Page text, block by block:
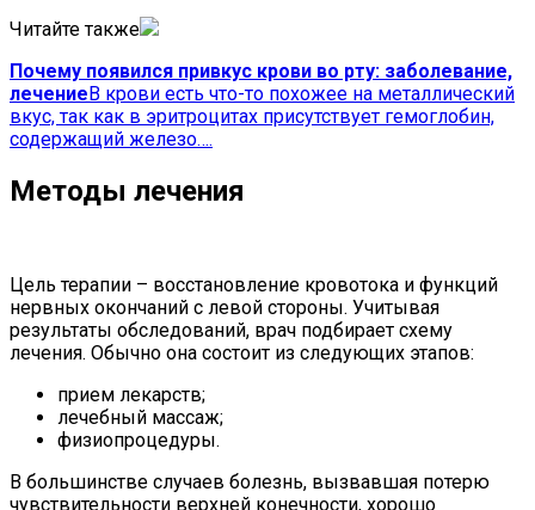
Читайте также
Почему появился привкус крови во рту: заболевание,
лечениеВ крови есть что-то похожее на металлический
вкус, так как в эритроцитах присутствует гемоглобин,
содержащий железо….
Методы лечения
Цель терапии – восстановление кровотока и функций
нервных окончаний с левой стороны. Учитывая
результаты обследований, врач подбирает схему
лечения. Обычно она состоит из следующих этапов:
прием лекарств;
лечебный массаж;
физиопроцедуры.
В большинстве случаев болезнь, вызвавшая потерю
чувствительности верхней конечности, хорошо